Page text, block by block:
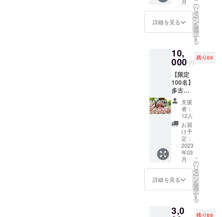
する方
にオス
スメで
間
気豚
ロース
300g（
100g×3
肩ロー
ス
300g（
100g×3
枚） ・
元気豚
トント
ロ 200g
1つ 配
送料込
材料及
び添加
物等の
食品表
示はお
届け商
れます
月
詳細を見る
こ
の
リ
タ
ー
ン
を
選
択
す
る
10,
000 円
残り88
【限定
100名】
多古町
名物
「元気
豚」
BBQ
セット6
人前 金
10,000
円 ・元
気豚
ロース
600g（
元気豚
支援
者：
12人
お届
け予
定：
2023
年03
月
詳細を見る
こ
の
リ
タ
ー
ン
を
選
択
す
る
3,0 残り66